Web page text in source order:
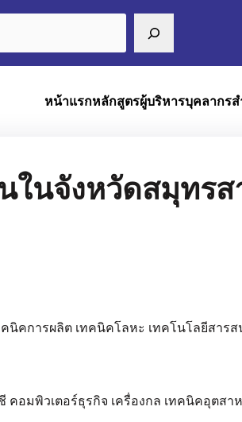
หน้าแรกหลักสูตรผู้บริหารบุคลากร
ในจังหวัดสมุทร
นิคการผลิต เทคนิคโลหะ เทคโนโลยีสาร
มพิวเตอร์ธุรกิจ เครื่องกล เทคนิคอุตสา